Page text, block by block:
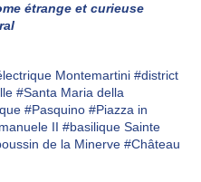
étrange et curieuse
Montemartini #district
#Santa Maria della
#Pasquino #Piazza in
II #basilique Sainte
de la Minerve #Château